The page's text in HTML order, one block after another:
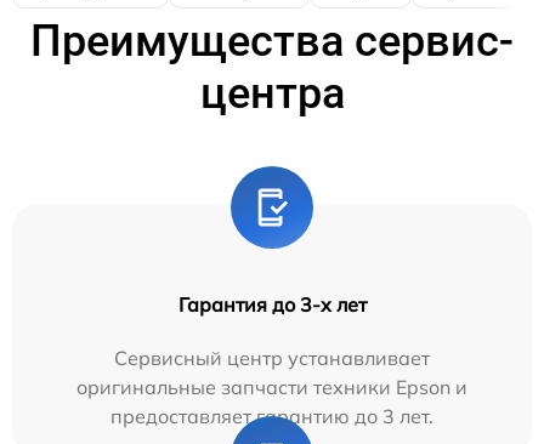
Преимущества сервис-
центра
Гарантия до 3-х лет
Сервисный центр устанавливает
оригинальные запчасти техники Epson и
предоставляет гарантию до 3 лет.